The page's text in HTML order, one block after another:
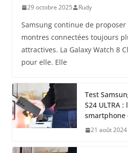
29 octobre 2025 Rudy
Samsung continue de proposer
montres connectées toujours
attractives. La Galaxy Watch 8
pour elle. Elle
Test
S24 ULTRA
smartphone
21 août 2024